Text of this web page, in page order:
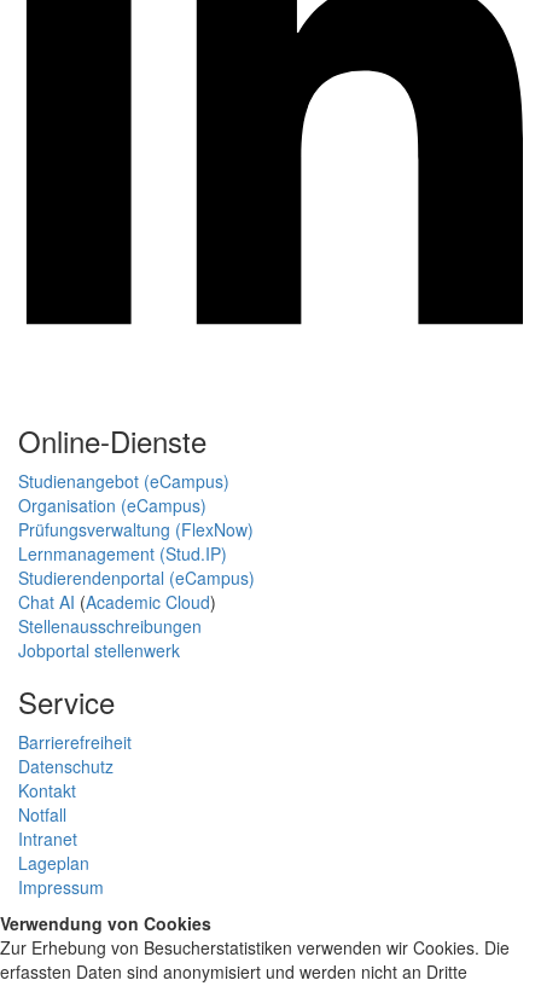
Online-Dienste
Studienangebot (eCampus)
Organisation (eCampus)
Prüfungsverwaltung (FlexNow)
Lernmanagement (Stud.IP)
Studierendenportal (eCampus)
Chat AI (Academic Cloud)
Stellenausschreibungen
Jobportal stellenwerk
Service
Barrierefreiheit
Datenschutz
Kontakt
Notfall
Intranet
Lageplan
Impressum
Verwendung von Cookies
Zur Erhebung von Besucherstatistiken verwenden wir Cookies. Die
erfassten Daten sind anonymisiert und werden nicht an Dritte